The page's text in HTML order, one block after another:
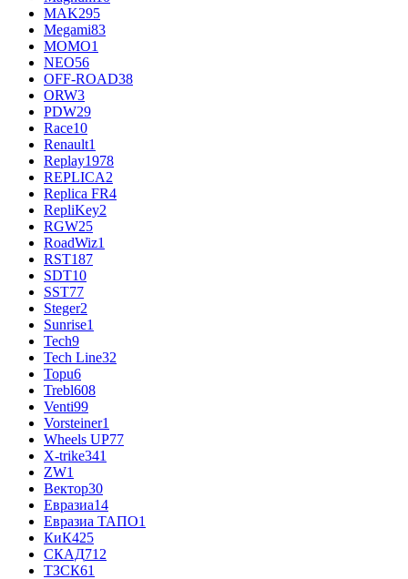
MAK295
Megami83
MOMO1
NEO56
OFF-ROAD38
ORW3
PDW29
Race10
Renault1
Replay1978
REPLICA2
Replica FR4
RepliKey2
RGW25
RoadWiz1
RST187
SDT10
SST77
Steger2
Sunrise1
Tech9
Tech Line32
Topu6
Trebl608
Venti99
Vorsteiner1
Wheels UP77
X-trike341
ZW1
Вектор30
Евразиа14
Евразиа ТАПО1
КиК425
СКАД712
ТЗСК61